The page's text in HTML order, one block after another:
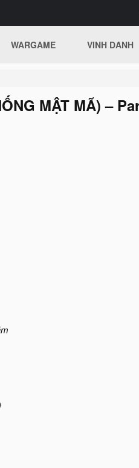
WARGAME VINH DANH
MẬT MÃ) –